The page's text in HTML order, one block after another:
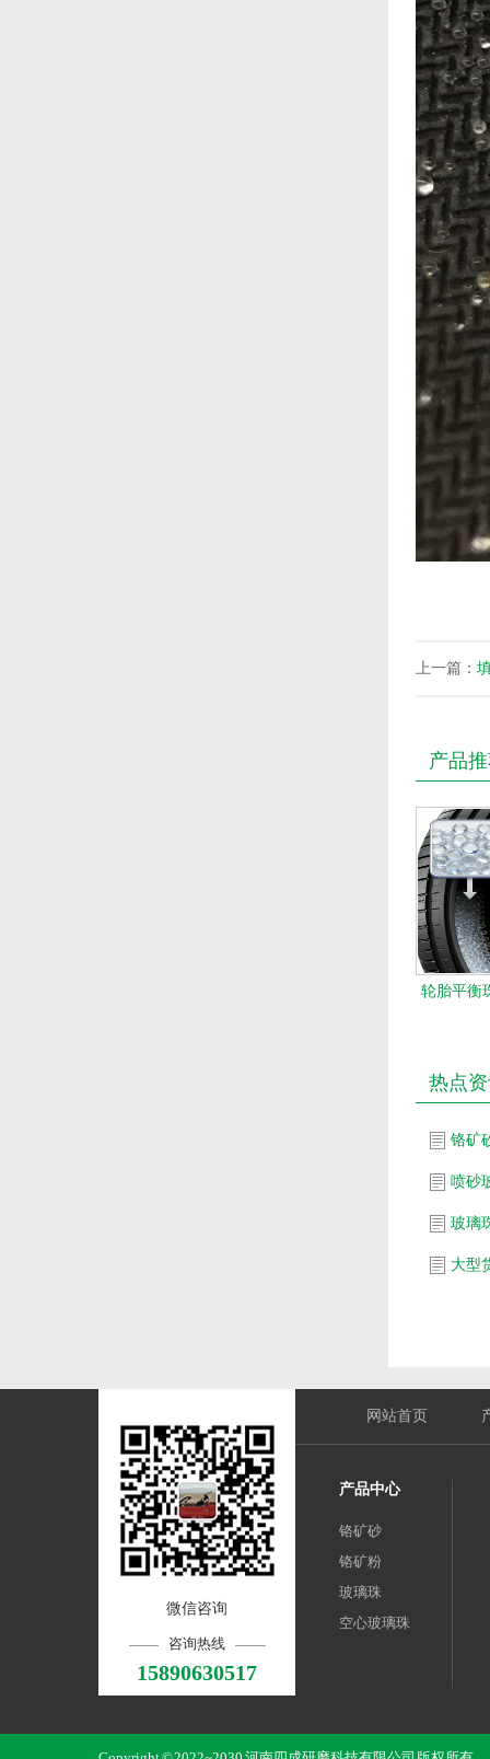
上一篇：
产品
轮胎平衡
热点
铬矿
喷砂
玻璃
微信咨询
咨询热线
15890630517
网站首页
产品中心
铬矿砂
铬矿粉
玻璃珠
空心玻璃珠